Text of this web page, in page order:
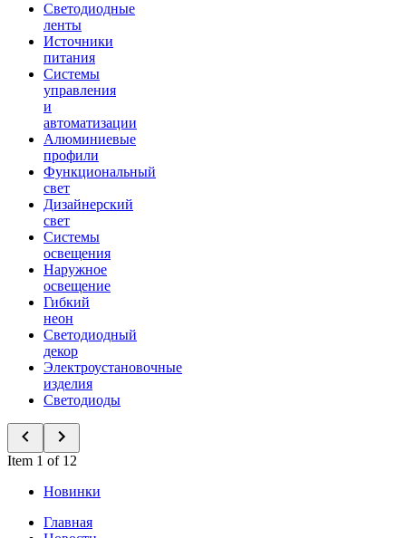
Светодиодные
ленты
Источники
питания
Системы
управления
и
автоматизации
Алюминиевые
профили
Функциональный
свет
Дизайнерский
свет
Системы
освещения
Наружное
освещение
Гибкий
неон
Светодиодный
декор
Электроустановочные
изделия
Светодиоды
Item 1 of 12
Новинки
Главная